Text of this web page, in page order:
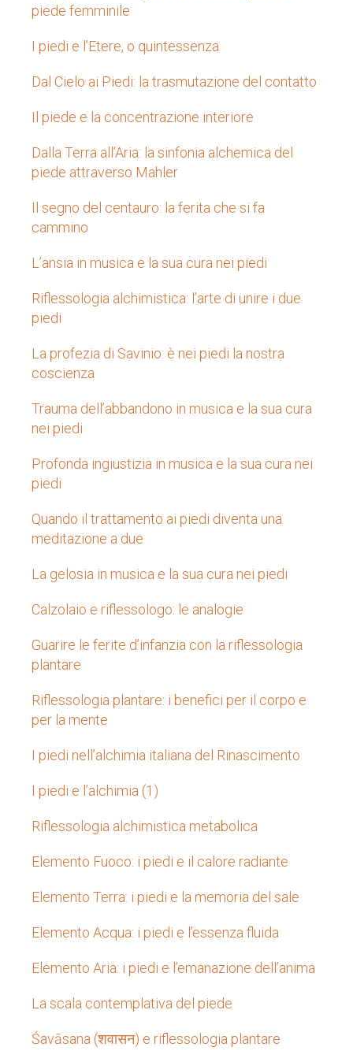
piede femminile
I piedi e l’Etere, o quintessenza
Dal Cielo ai Piedi: la trasmutazione del contatto
Il piede e la concentrazione interiore
Dalla Terra all’Aria: la sinfonia alchemica del
piede attraverso Mahler
Il segno del centauro: la ferita che si fa
cammino
L’ansia in musica e la sua cura nei piedi
Riflessologia alchimistica: l’arte di unire i due
piedi
La profezia di Savinio: è nei piedi la nostra
coscienza
Trauma dell’abbandono in musica e la sua cura
nei piedi
Profonda ingiustizia in musica e la sua cura nei
piedi
Quando il trattamento ai piedi diventa una
meditazione a due
La gelosia in musica e la sua cura nei piedi
Calzolaio e riflessologo: le analogie
Guarire le ferite d’infanzia con la riflessologia
plantare
Riflessologia plantare: i benefici per il corpo e
per la mente
I piedi nell’alchimia italiana del Rinascimento
I piedi e l’alchimia (1)
Riflessologia alchimistica metabolica
Elemento Fuoco: i piedi e il calore radiante
Elemento Terra: i piedi e la memoria del sale
Elemento Acqua: i piedi e l’essenza fluida
Elemento Aria: i piedi e l’emanazione dell’anima
La scala contemplativa del piede
Śavāsana (शवासन) e riflessologia plantare